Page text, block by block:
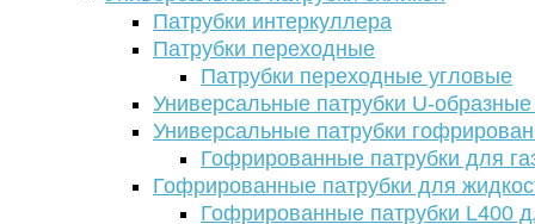
Патрубки интеркуллера
Патрубки переходные
Патрубки переходные угловые
Универсальные патрубки U-
Универсальные патрубки
Гофрированные патрубки для
Гофрированные патрубки для
Гофрированные патрубки L400